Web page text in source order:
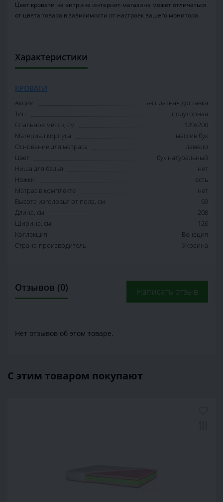
Цвет кровати на витрине интернет-магазина может отличаться
от цвета товара в зависимости от настроек вашего монитора.
Характеристики
КРОВАТИ
Акции
Бесплатная доставка
Тип
полуторная
Спальное место, см
120х200
Материал корпуса
массив бук
Основание для матраса
ламели
Цвет
бук натуральный
Ниша для белья
нет
Ножки
есть
Матрас в комплекте
нет
Высота изголовья от пола, см
69
Длина, см
208
Ширина, см
126
Коллекция
Венеция
Страна-производитель
Украина
Отзывов (0) Написать отзыв
Нет отзывов об этом товаре.
С этим товаром покупают